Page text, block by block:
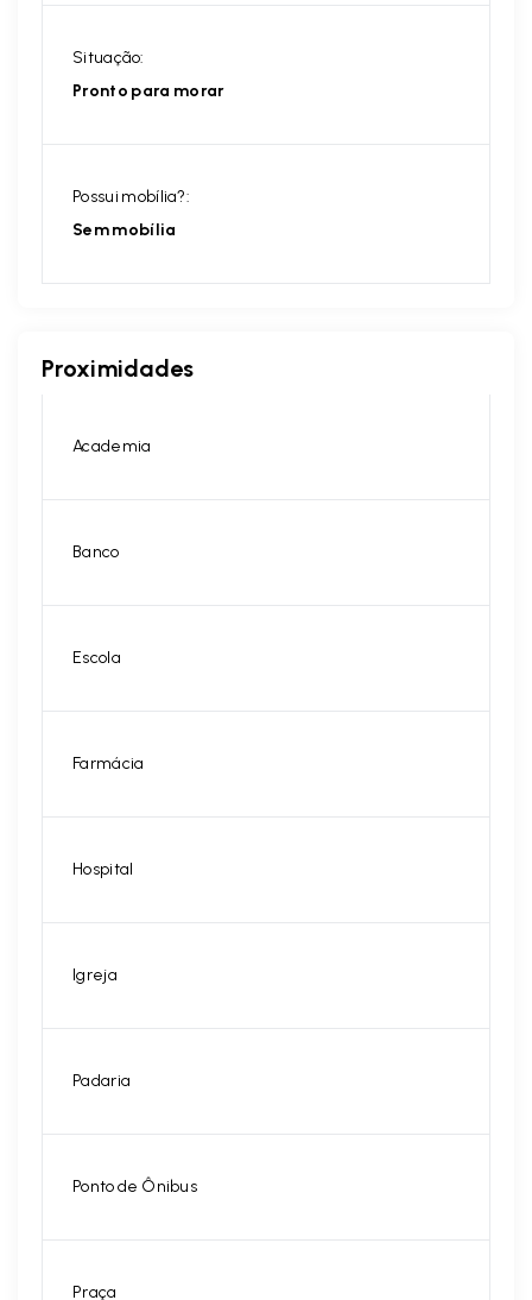
Situação:
Pronto para morar
Possui mobília?:
Sem mobília
Proximidades
Academia
Banco
Escola
Farmácia
Hospital
Igreja
Padaria
Ponto de Ônibus
Praça